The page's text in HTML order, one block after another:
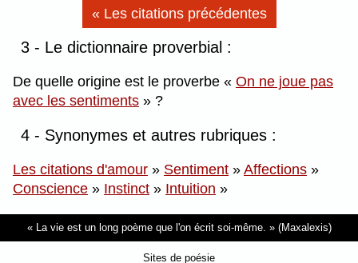
« Les citations précédentes
3 - Le dictionnaire proverbial :
De quelle origine est le proverbe
On ne joue pas
avec les sentiments
?
4 - Synonymes et autres rubriques :
Les citations d'amour » Sentiment » Affections »
Conscience » Instinct » Intuition »
La vie est un long poème que l'on écrit soi-même. (Maxalexis)
Sites de poésie